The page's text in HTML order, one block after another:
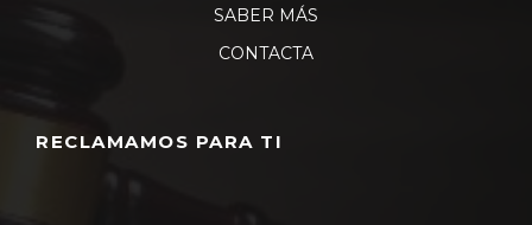
SABER MÁS
CONTACTA
RECLAMAMOS PARA TI